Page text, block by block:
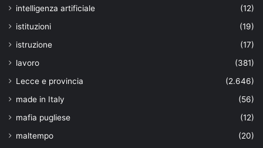
intelligenza artificiale
(12)
istituzioni
(19)
istruzione
(17)
lavoro
(381)
Lecce e provincia
(2.646)
made in Italy
(56)
mafia pugliese
(12)
maltempo
(20)